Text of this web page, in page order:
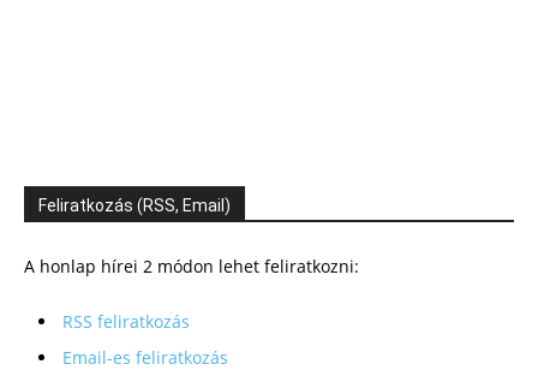
Feliratkozás (RSS, Email)
A honlap hírei 2 módon lehet feliratkozni:
RSS feliratkozás
Email-es feliratkozás